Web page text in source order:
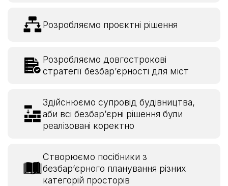
Розробляємо проєктні рішення
Розробляємо довгострокові
стратегії безбарʼєрності для міст
Здійснюємо супровід будівництва,
аби всі безбар’єрні рішення були
реалізовані коректно
Створюємо посібники з
безбарʼєрного планування різних
категорій просторів